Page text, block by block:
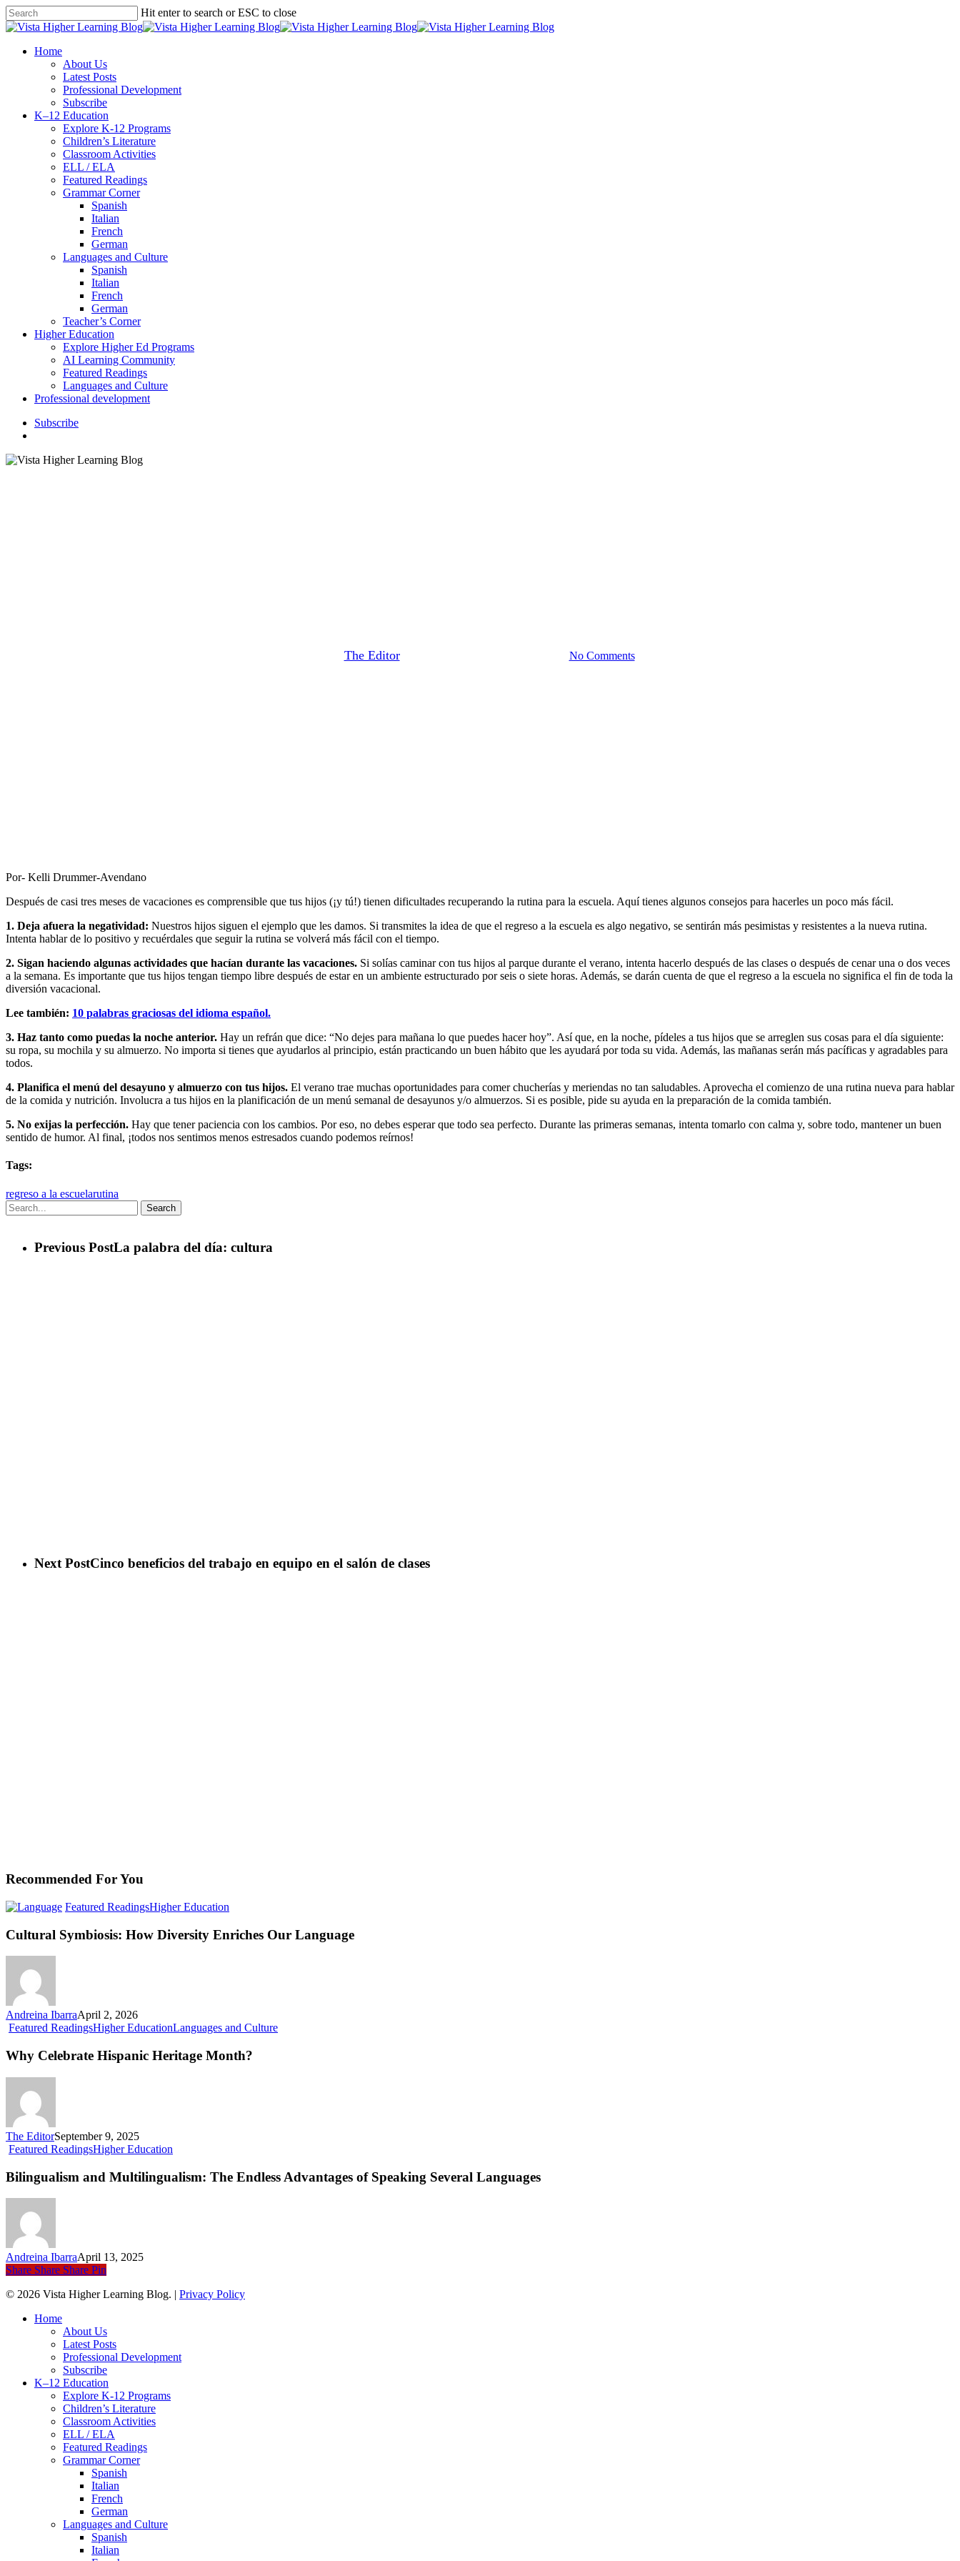
Skip
to
content
Hit enter to search or ESC to close
Close
search
Menu
Home
About Us
Latest Posts
Professional Development
Subscribe
K–12 Education
Explore K-12 Programs
Children’s Literature
Classroom Activities
ELL / ELA
Featured Readings
Grammar Corner
Spanish
Italian
French
German
Languages and Culture
Spanish
Italian
French
German
Teacher’s Corner
Higher Education
Explore Higher Ed Programs
AI Learning Community
Featured Readings
Languages and Culture
Professional development
Subscribe
The EditorSeptember 1, 2019 No Comments
Por- Kelli Drummer-Avendano
Después de casi tres meses de vacaciones es comprensible que tus hijos (¡y tú!) tienen dificultades recuperando la rutina para la escuela. Aquí tienes algunos consejos para hacerles un poco más fácil.
1. Deja afuera la negatividad: Nuestros hijos siguen el ejemplo que les damos. Si transmites la idea de que el regreso a la escuela es algo negativo, se sentirán más pesimistas y resistentes a la nueva rutina.
Intenta hablar de lo positivo y recuérdales que seguir la rutina se volverá más fácil con el tiempo.
2. Sigan haciendo algunas actividades que hacían durante las vacaciones. Si solías caminar con tus hijos al parque durante el verano, intenta hacerlo después de las clases o después de cenar una o dos veces
a la semana. Es importante que tus hijos tengan tiempo libre después de estar en un ambiente estructurado por seis o siete horas. Además, se darán cuenta de que el regreso a la escuela no significa el fin de toda la
diversión vacacional.
Lee también: 10 palabras graciosas del idioma español.
3. Haz tanto como puedas la noche anterior. Hay un refrán que dice: “No dejes para mañana lo que puedes hacer hoy”. Así que, en la noche, pídeles a tus hijos que se arreglen sus cosas para el día siguiente:
su ropa, su mochila y su almuerzo. No importa si tienes que ayudarlos al principio, están practicando un buen hábito que les ayudará por toda su vida. Además, las mañanas serán más pacíficas y agradables para
todos.
4. Planifica el menú del desayuno y almuerzo con tus hijos. El verano trae muchas oportunidades para comer chucherías y meriendas no tan saludables. Aprovecha el comienzo de una rutina nueva para hablar
de la comida y nutrición. Involucra a tus hijos en la planificación de un menú semanal de desayunos y/o almuerzos. Si es posible, pide su ayuda en la preparación de la comida también.
5. No exijas la perfección. Hay que tener paciencia con los cambios. Por eso, no debes esperar que todo sea perfecto. Durante las primeras semanas, intenta tomarlo con calma y, sobre todo, mantener un buen
sentido de humor. Al final, ¡todos nos sentimos menos estresados cuando podemos reírnos!
Tags:
regreso a la escuelarutina
Search
Previous PostLa palabra del día: cultura
Next PostCinco beneficios del trabajo en equipo en el salón de clases
Recommended For You
Featured ReadingsHigher Education
How
Cultural Symbiosis: How Diversity Enriches Our Language
Andreina IbarraApril 2, 2026
Featured ReadingsHigher EducationLanguages and CultureWhy
Why Celebrate Hispanic Heritage Month?
The EditorSeptember 9, 2025
Featured ReadingsHigher Education
Multilingualism:
Bilingualism and Multilingualism: The Endless Advantages of Speaking Several Languages
Andreina IbarraApril 13, 2025
Share Share Share Pin
© 2026 Vista Higher Learning Blog. | Privacy Policy
Close
Home
About Us
Latest Posts
Professional Development
Subscribe
K–12 Education
Explore K-12 Programs
Children’s Literature
Classroom Activities
ELL / ELA
Featured Readings
Grammar Corner
Spanish
Italian
French
German
Languages and Culture
Spanish
Italian